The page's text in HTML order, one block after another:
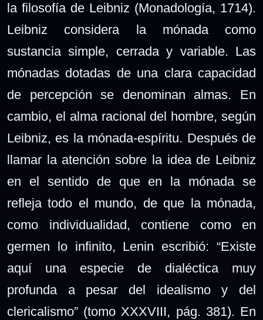
la filosofía de Leibniz (Monadología, 1714).
Leibniz considera la mónada como
sustancia simple, cerrada y variable. Las
mónadas dotadas de una clara capacidad
de percepción se denominan almas. En
cambio, el alma racional del hombre, según
Leibniz, es la mónada-espíritu. Después de
llamar la atención sobre la idea de Leibniz
en el sentido de que en la mónada se
refleja todo el mundo, de que la mónada,
como individualidad, contiene como en
germen lo infinito, Lenin escribió: “Existe
aquí una especie de dialéctica muy
profunda a pesar del idealismo y del
clericalismo” (tomo XXXVIII, pág. 381). En